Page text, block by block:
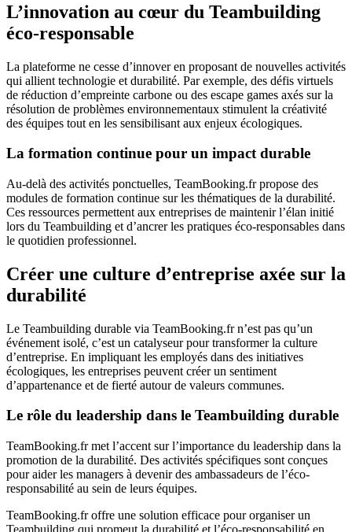
L’innovation au cœur du Teambuilding
éco-responsable
La plateforme ne cesse d’innover en proposant de nouvelles activités
qui allient technologie et durabilité. Par exemple, des défis virtuels
de réduction d’empreinte carbone ou des escape games axés sur la
résolution de problèmes environnementaux stimulent la créativité
des équipes tout en les sensibilisant aux enjeux écologiques.
La formation continue pour un impact durable
Au-delà des activités ponctuelles, TeamBooking.fr propose des
modules de formation continue sur les thématiques de la durabilité.
Ces ressources permettent aux entreprises de maintenir l’élan initié
lors du Teambuilding et d’ancrer les pratiques éco-responsables dans
le quotidien professionnel.
Créer une culture d’entreprise axée sur la
durabilité
Le Teambuilding durable via TeamBooking.fr n’est pas qu’un
événement isolé, c’est un catalyseur pour transformer la culture
d’entreprise. En impliquant les employés dans des initiatives
écologiques, les entreprises peuvent créer un sentiment
d’appartenance et de fierté autour de valeurs communes.
Le rôle du leadership dans le Teambuilding durable
TeamBooking.fr met l’accent sur l’importance du leadership dans la
promotion de la durabilité. Des activités spécifiques sont conçues
pour aider les managers à devenir des ambassadeurs de l’éco-
responsabilité au sein de leurs équipes.
TeamBooking.fr offre une solution efficace pour organiser un